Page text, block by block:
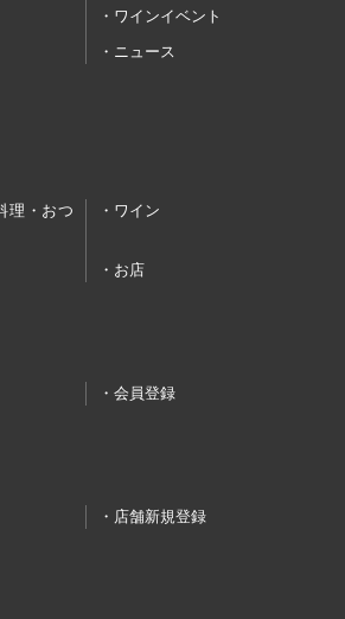
ワインイベント
ニュース
理・おつ
ワイン
お店
会員登録
店舗新規登録